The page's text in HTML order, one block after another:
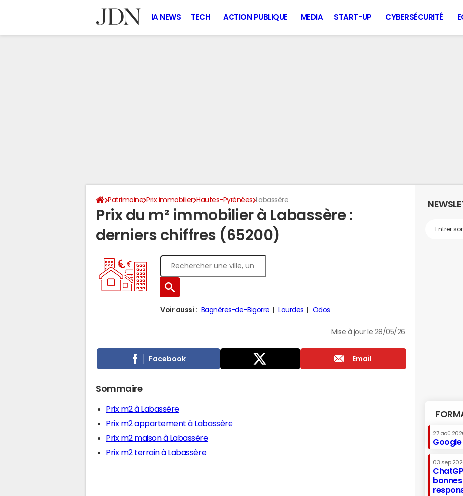
IA NEWS TECH ACTION PUBLIQUE MEDIA START-UP CYBERSÉCURITÉ
Patrimoine Prix immobilier Hautes-Pyrénées Labassère
Prix du m² immobilier à Labassère :
derniers chiffres (65200)
Voir aussi : Bagnères-de-Bigorre Lourdes Odos
Mise à jour le 28/05/26
Facebook Email
Sommaire
Prix m2 à Labassère
Prix m2 appartement à Labassère
Prix m2 maison à Labassère
Prix m2 terrain à Labassère
27 aoû
Google
03 sep